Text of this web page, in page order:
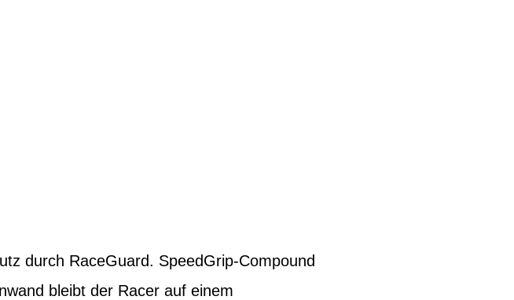
durch RaceGuard. SpeedGrip-Compound
bleibt der Racer auf einem